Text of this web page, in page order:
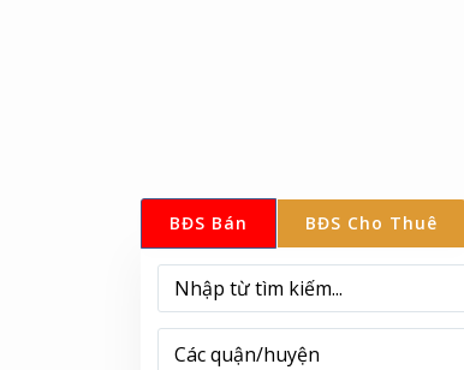
BĐS Bán BĐS Cho Thuê
Các quận/huyện